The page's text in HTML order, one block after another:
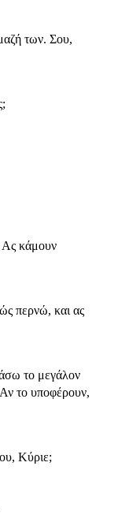
των. Σου,
Ας κάμουν
περνώ, και ας
το μεγάλον
το υποφέρουν,
Κύριε;